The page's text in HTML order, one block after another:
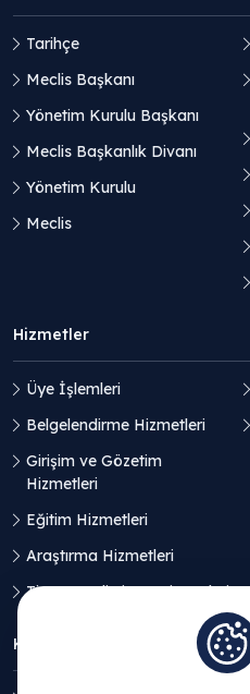
Tarihçe
Meclis Başkanı
Yönetim Kurulu Başkanı
Meclis Başkanlık Divanı
Yönetim Kurulu
Meclis
Hizmetler
Üye İşlemleri
Belgelendirme Hizmetleri
Girişim ve Gözetim
Hizmetleri
Eğitim Hizmetleri
Araştırma Hizmetleri
Ticaret Geliştirme Hizmetleri
KVKK